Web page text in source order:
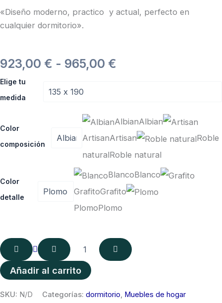
«Diseño moderno, practico y actual, perfecto en
cualquier dormitorio».
923,00 € - 965,00 €
desde
923,00 €
hasta
965,00 €
Elige tu
medida
Color
composición
AlbianAlbian
ArtisanArtisan
Roble
naturalRoble natural
Color
detalle
BlancoBlanco
GrafitoGrafito
PlomoPlomo
Kronos
505
Añadir al carrito
SKU: N/D Categorías: dormitorio, Muebles de hogar